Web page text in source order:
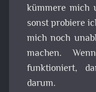
kümmere mich
sonst probiere
mich noch
machen.
funktioniert,
darum.